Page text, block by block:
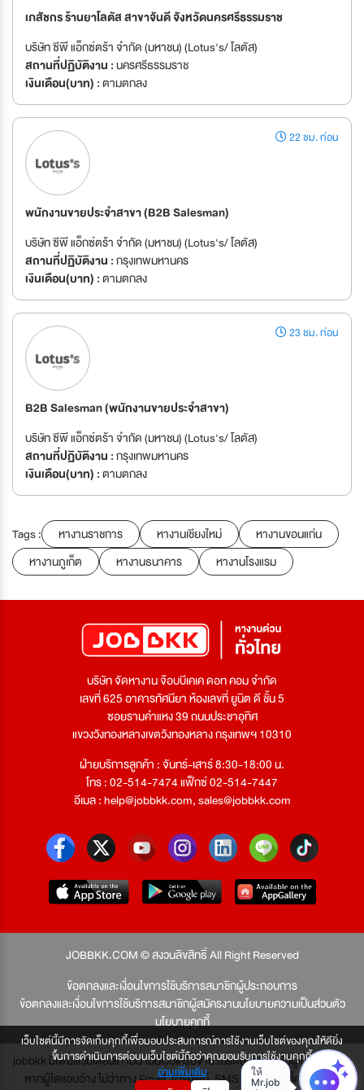
เว็บไซต์นี้มีการจัดเก็บคุกกี้เพื่อมอบประสบการณ์การใช้งานเว็บไซต์ของคุณให้ดียิ่ง
ขึ้นการดำเนินการต่อบนเว็บไซต์นี้ถือว่าคุณยอมรับการใช้งานคุกกี้
อ่านเพิ่มเติม
เภสัชกร ร้านยาโลตัส สาขาจันดี จังหวัดนครศรีธรรมราช
บริษัท ซีพี แอ็กซ์ตร้า จำกัด (มหาชน) (Lotus's/ โลตัส)
สถานที่ปฏิบัติงาน :นครศรีธรรมราช
เงินเดือน(บาท) :ตามตกลง
22 ชม. ก่อน
พนักงานขายประจำสาขา (B2B Salesman)
บริษัท ซีพี แอ็กซ์ตร้า จำกัด (มหาชน) (Lotus's/ โลตัส)
สถานที่ปฏิบัติงาน :กรุงเทพมหานคร
เงินเดือน(บาท) :ตามตกลง
23 ชม. ก่อน
B2B Salesman (พนักงานขายประจำสาขา)
บริษัท ซีพี แอ็กซ์ตร้า จำกัด (มหาชน) (Lotus's/ โลตัส)
สถานที่ปฏิบัติงาน :กรุงเทพมหานคร
เงินเดือน(บาท) :ตามตกลง
Tags : หางานราชการ หางานเชียงใหม่
หางานขอนแก่น
หางานภูเก็ต
หางานธนาคาร หางานโรงแรม
บริษัท จัดหางาน จ๊อบบีเคเค ดอท คอม จำกัด
เลขที่ 625 อาคารทัศนียา ห้องเลขที่ ยูนิต ดี ชั้น 5
ซอยรามคำแหง 39 ถนนประชาอุทิศ
แขวงวังทองหลางเขตวังทองหลาง กรุงเทพฯ 10310
ฝ่ายบริการลูกค้า : จันทร์-เสาร์ 8:30-18:00 น.
โทร : 02-514-7474 แฟ็กซ์ 02-514-7447
อีเมล :help@jobbkk.com,sales@jobbkk.com
JOBBKK.COM © สงวนลิขสิทธิ์ All Right Reserved
ข้อตกลงและเงื่อนไขการใช้บริการสมาชิกผู้ประกอบการ
ข้อตกลงและเงื่อนไขการใช้บริการสมาชิกผู้สมัครงานนโยบายความเป็นส่วนตัว
นโยบายคุกกี้
jobbkk มีเพียงเว็บเดียวเท่านั้น ไม่มีเว็บเครือข่าย โปรดอย่าหลงเชื่อผู้แอบอ้าง และ
หากผู้ใดแอบอ้าง ไม่ว่าทาง Email, โทรศัพท์, SMS หรือทางใดก็ตาม จะถูก